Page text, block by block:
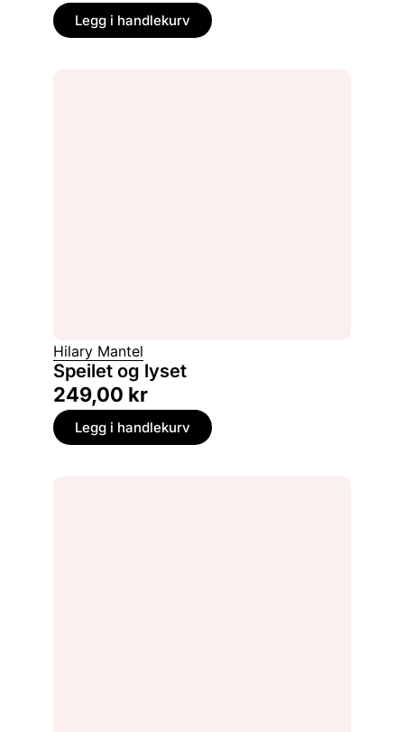
Legg i handlekurv
Hilary Mantel
Speilet og lyset
249,00 kr
Legg i handlekurv